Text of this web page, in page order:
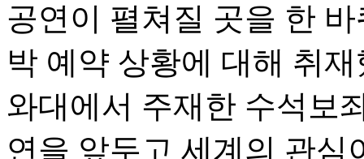
공연이 펼쳐질 곳을 한
박 예약 상황에 대해 취
와대에서 주재한 수석보
연을 앞두고 세계의 관심